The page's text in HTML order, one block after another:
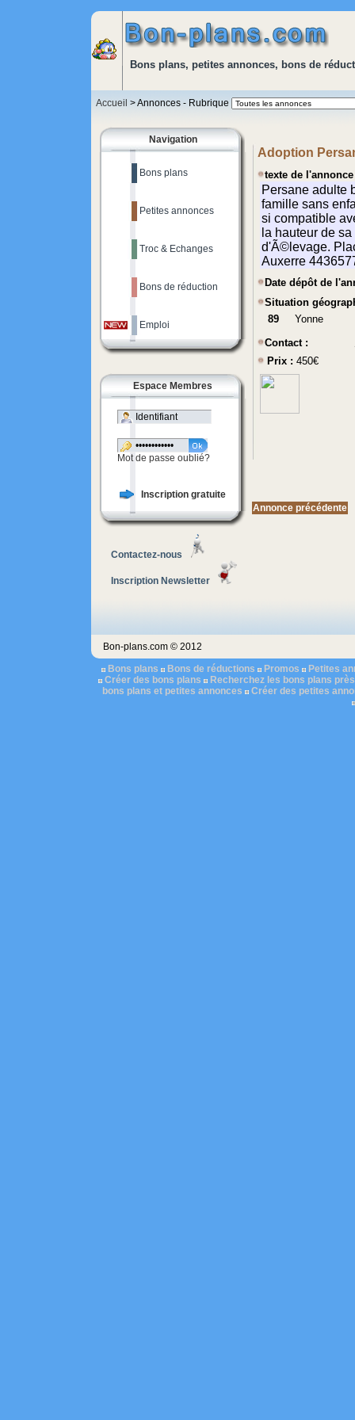
Bons plans, petites annonces, bons de
Accueil > Annonces - Rubrique
Navigation
Bons plans
Petites annonces
Troc & Echanges
Bons de réduction
Emploi
Espace Membres
Mot de passe oublié?
Inscription gratuite
Contactez-nous
Inscription Newsletter
Adoption
texte de
Date dépôt de
Situation
89
Yonne
Contact :
Prix : 450€
Annonce précédente
Bon-plans.com © 2012
Bons plans
Bons de réductions Promos
Petites
Créer des bons plans
Recherchez les bons plans
bons plans et petites annonces
Créer des petites